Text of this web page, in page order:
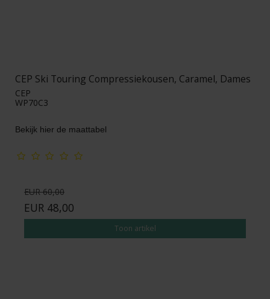
CEP Ski Touring Compressiekousen, Caramel, Dames
CEP
WP70C3
Bekijk hier de maattabel
EUR 60,00
EUR 48,00
Toon artikel